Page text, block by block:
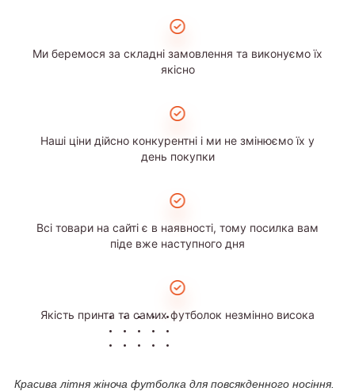
Ми беремося за складні замовлення та виконуємо їх
якісно
Наші ціни дійсно конкурентні і ми не змінюємо їх у
день покупки
Всі товари на сайті є в наявності, тому посилка вам
піде вже наступного дня
Якість принта та самих футболок незмінно висока
Красива літня жіноча футболка для повсякденного носіння.